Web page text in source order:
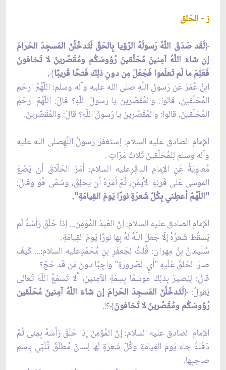
ز - الحَلق
﴿لَقَد صَدَقَ اللّهُ رَسولَهُ الرّؤيا بِالحَقّ لَتَدخُلُنّ المَسجِدَ الحَرامَ
إن شاءَ اللّهُ آمِنينَ مُحَلّقينَ رُؤوسَكُم ومُقَصّرينَ لا تَخافونَ
فَعَلِمَ ما لَم تَعلَموا فَجَعَلَ مِن دونِ ذلِكَ فَتحًا قَريبًا﴾.
ابنُ عُمَرَ عَن رَسولِ اللّهِ صلى الله عليه وآله وسلم: اللّهُمّ ارحَمِ
المُحَلّقينَ، قالوا: والمُقَصّرينَ يا رَسولَ اللّهِ؟ قالَ: اللّهُمّ ارحَمِ
المُحَلّقينَ، قالوا: والمُقَصّرينَ يا رَسولَ اللّهِ؟ قالَ: والمُقَصّرينَ.
الإمام الصادق عليه السلام: اِستَغفَرَ رَسولُ اللّهِصلى الله عليه
وآله وسلم لِلمُحَلّقينَ ثَلاثَ مَرّاتٍ .
مُعاوِيَةُ عَنِ الإِمامِ الباقِرِعليه السلام: أمَرَ الحَلّاقَ أن يَضَعَ
الموسى عَلى قَرنِهِ الأَيمَنِ، ثُمّ أمَرَهُ أن يَحلِقَ، وسَمّى هُوَ وقالَ:
"اللّهُمّ أعطِني بِكُلّ شَعرَةٍ نورًا يَومَ القِيامَةِ".
الإمام الصادق عليه السلام: إنّ العَبدَ المُؤمِنَ... إذا حَلَقَ رَأسَهُ لَم
يَسقُط شَعرُهُ إلّا جَعَلَ اللّهُ لَهُ بِها نورًا يَومَ القِيامَةِ.
سُلَيمانُ بنُ مِهران: قُلتُ لِجَعفَرِ بنِ مُحَمّدٍعليه السلام:... كَيفَ
صارَ الحَلقُ عَلَيهِ "أيِ الصّرورَةِ" واجِبًا دونَ مَن قَد حَجّ؟
قالَ: لِيَصيرَ بِذلِكَ موسَمًا بِسِمَةِ الآمِنينَ، ألا تَسمَعُ اللّهَ تَعالى
يَقولُ: ﴿لَتَدخُلُنّ المَسجِدَ الحَرامَ إن شاءَ اللّهُ آمِنينَ مُحَلّقين
رُؤوسَكُم ومُقَصّرينَ لا تَخافونَ﴾؟!.
الإمام الصادق عليه السلام: إنّ المُؤمِنَ إذا حَلَقَ رَأسَهُ بِمِنى ثُمّ
دَفَنَهُ جاءَ يَومَ القِيامَةِ وكُلّ شَعرَةٍ لَها لِسانٌ مُطلَقٌ تُلَبّي بِاسمِ
صاحِبِها.